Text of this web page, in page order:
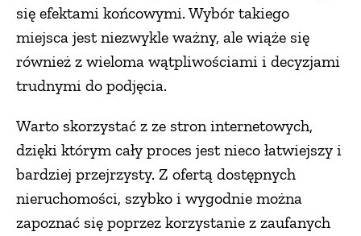
się efektami końcowymi. Wybór takiego
miejsca jest niezwykle ważny, ale wiąże się
również z wieloma wątpliwościami i decyzjami
trudnymi do podjęcia.
Warto skorzystać z ze stron internetowych,
dzięki którym cały proces jest nieco łatwiejszy i
bardziej przejrzysty. Z ofertą dostępnych
nieruchomości, szybko i wygodnie można
zapoznać się poprzez korzystanie z zaufanych